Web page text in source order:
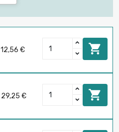
12,56 € 
29,25 € 